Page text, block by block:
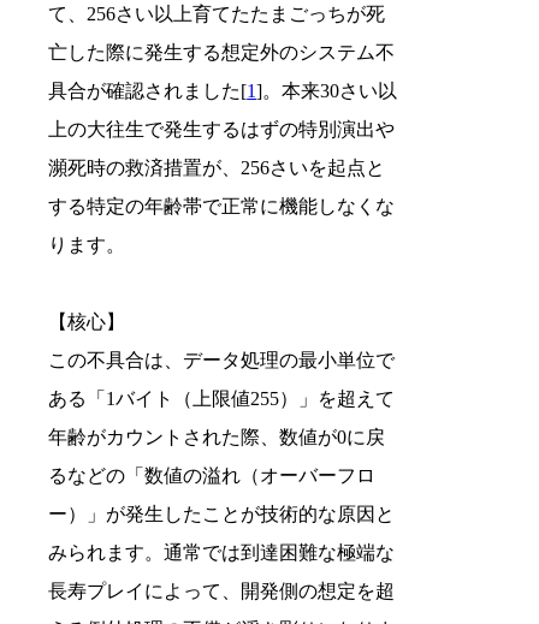
て、256さい以上育てたたまごっちが死
亡した際に発生する想定外のシステム不
具合が確認されました[1]。本来30さい以
上の大往生で発生するはずの特別演出や
瀕死時の救済措置が、256さいを起点と
する特定の年齢帯で正常に機能しなくな
ります。
【核心】
この不具合は、データ処理の最小単位で
ある「1バイト（上限値255）」を超えて
年齢がカウントされた際、数値が0に戻
るなどの「数値の溢れ（オーバーフロ
ー）」が発生したことが技術的な原因と
みられます。通常では到達困難な極端な
長寿プレイによって、開発側の想定を超